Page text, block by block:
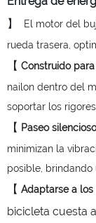
】
El motor del
rueda trasera,
【 Construido
nailon dentro del
soportar los
【 Paseo
minimizan la
posible, brindando
【 Adaptarse a
bicicleta cuesta